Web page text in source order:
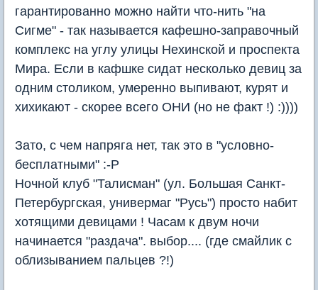
гарантированно можно найти что-нить "на
Сигме" - так называется кафешно-заправочный
комплекс на углу улицы Нехинской и проспекта
Мира. Если в кафшке сидат несколько девиц за
одним столиком, умеренно выпивают, курят и
хихикают - скорее всего ОНИ (но не факт !) :))))
Зато, с чем напряга нет, так это в "условно-
бесплатными" :-P
Ночной клуб "Талисман" (ул. Большая Санкт-
Петербургская, универмаг "Русь") просто набит
хотящими девицами ! Часам к двум ночи
начинается "раздача". выбор.... (где смайлик с
облизыванием пальцев ?!)